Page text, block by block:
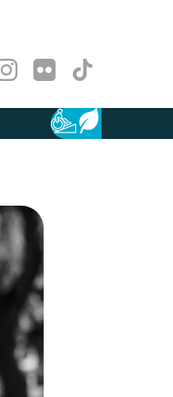
Instagram
Flick TikTok
Pieejamība
Ilgtspēja